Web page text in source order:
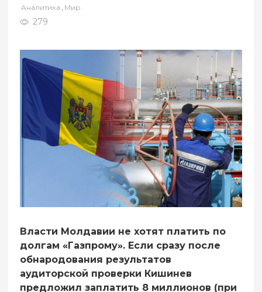
Аналитика , Мир
279
Власти Молдавии не хотят платить по
долгам «Газпрому». Если сразу после
обнародования результатов
аудиторской проверки Кишинев
предложил заплатить 8 миллионов (при